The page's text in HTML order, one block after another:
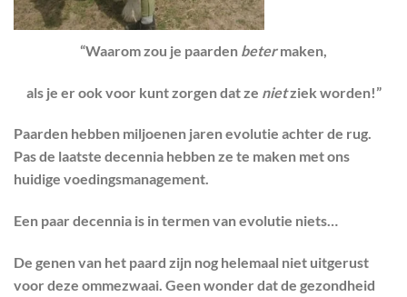
“Waarom zou je paarden betermaken,
als je er ook voor kunt zorgen dat ze nietziek worden!”
Paarden hebben miljoenen jaren evolutie achter de rug.
Pas de laatste decennia hebben ze te maken met ons
huidige voedingsmanagement.
Een paar decennia is in termen van evolutie niets…
De genen van het paard zijn nog helemaal niet uitgerust
voor deze ommezwaai. Geen wonder dat de gezondheid